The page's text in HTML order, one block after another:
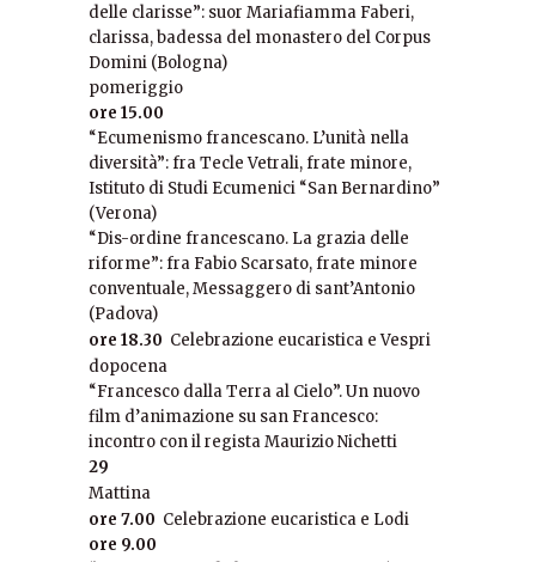
delle clarisse”: suor Mariafiamma Faberi,
clarissa, badessa del monastero del Corpus
Domini (Bologna)
pomeriggio
ore 15.00
“Ecumenismo francescano. L’unità nella
diversità”: fra Tecle Vetrali, frate minore,
Istituto di Studi Ecumenici “San Bernardino”
(Verona)
“Dis-ordine francescano. La grazia delle
riforme”: fra Fabio Scarsato, frate minore
conventuale, Messaggero di sant’Antonio
(Padova)
ore 18.30 Celebrazione eucaristica e Vespri
dopocena
“Francesco dalla Terra al Cielo”. Un nuovo
film d’animazione su san Francesco:
incontro con il regista Maurizio Nichetti
29
Mattina
ore 7.00 Celebrazione eucaristica e Lodi
ore 9.00